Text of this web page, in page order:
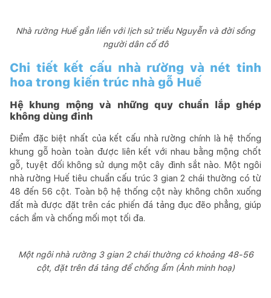
Nhà rường Huế gắn liền với lịch sử triều Nguyễn và đời sống
người dân cố đô
Chi tiết kết cấu nhà rường và nét tinh
hoa trong kiến trúc nhà gỗ Huế
Hệ khung mộng và những quy chuẩn lắp ghép
không dùng đinh
Điểm đặc biệt nhất của kết cấu nhà rường chính là hệ thống
khung gỗ hoàn toàn được liên kết với nhau bằng mộng chốt
gỗ, tuyệt đối không sử dụng một cây đinh sắt nào. Một ngôi
nhà rường Huế tiêu chuẩn cấu trúc 3 gian 2 chái thường có từ
48 đến 56 cột. Toàn bộ hệ thống cột này không chôn xuống
đất mà được đặt trên các phiến đá tảng đục đẽo phẳng, giúp
cách ẩm và chống mối mọt tối đa.
Một ngôi nhà rường 3 gian 2 chái thường có khoảng 48-56
cột, đặt trên đá tảng để chống ẩm (Ảnh minh hoạ)